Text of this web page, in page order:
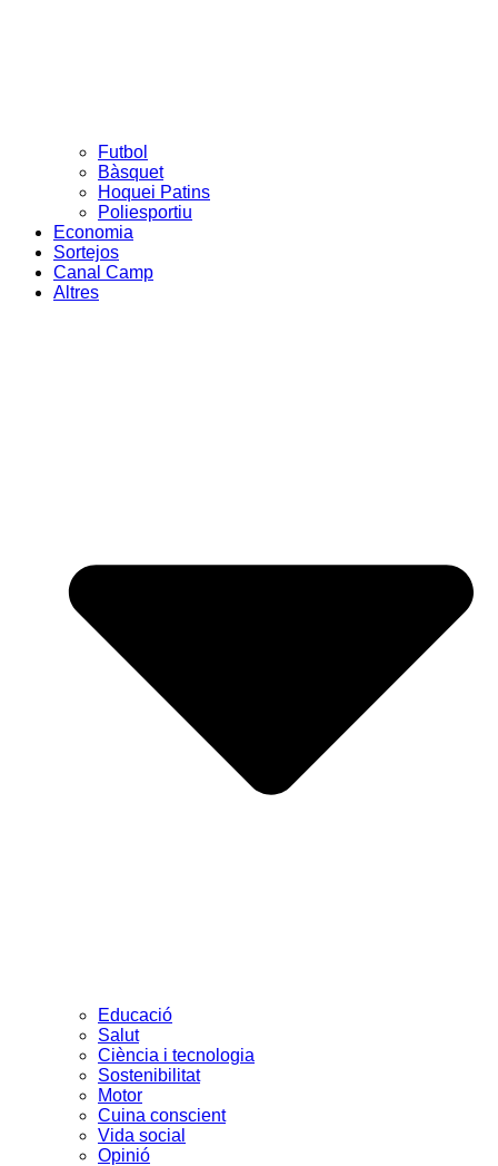
Futbol
Bàsquet
Hoquei Patins
Poliesportiu
Economia
Sortejos
Canal Camp
Altres
Educació
Salut
Ciència i tecnologia
Sostenibilitat
Motor
Cuina conscient
Vida social
Opinió